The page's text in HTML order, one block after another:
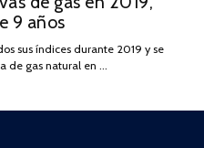
JULIO
2025
9 años
sus índices durante 2019 y se
de gas natural en …